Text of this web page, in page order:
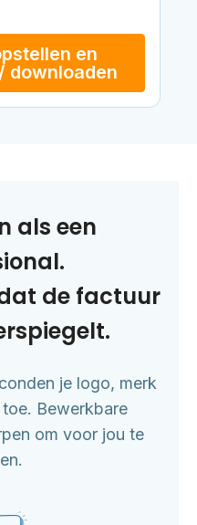
en
downloaden
als een
de factuur
je logo, merk
Bewerkbare
om voor jou te